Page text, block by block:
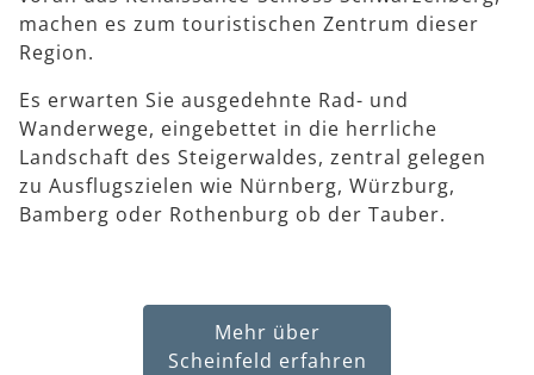
machen es zum touristischen Zentrum dieser
Region.
Es erwarten Sie ausgedehnte Rad- und
Wanderwege, eingebettet in die herrliche
Landschaft des Steigerwaldes, zentral gelegen
zu Ausflugszielen wie Nürnberg, Würzburg,
Bamberg oder Rothenburg ob der Tauber.
Mehr über
Scheinfeld erfahren